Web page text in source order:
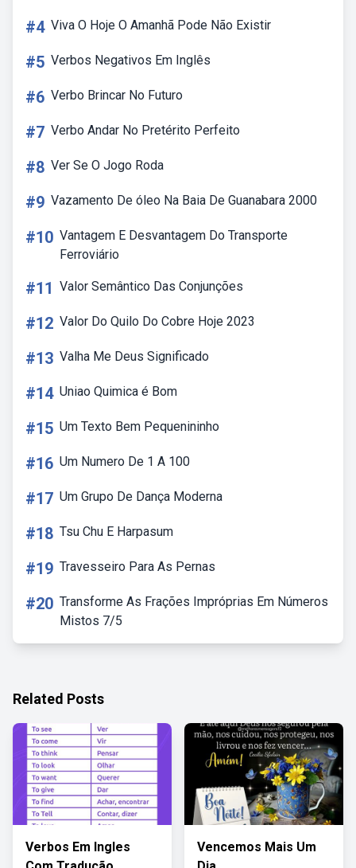
#4 Viva O Hoje O Amanhã Pode Não Existir
#5 Verbos Negativos Em Inglês
#6 Verbo Brincar No Futuro
#7 Verbo Andar No Pretérito Perfeito
#8 Ver Se O Jogo Roda
#9 Vazamento De óleo Na Baia De Guanabara 2000
#10 Vantagem E Desvantagem Do Transporte
Ferroviário
#11 Valor Semântico Das Conjunções
#12 Valor Do Quilo Do Cobre Hoje 2023
#13 Valha Me Deus Significado
#14 Uniao Quimica é Bom
#15 Um Texto Bem Pequenininho
#16 Um Numero De 1 A 100
#17 Um Grupo De Dança Moderna
#18 Tsu Chu E Harpasum
#19 Travesseiro Para As Pernas
#20 Transforme As Frações Impróprias Em Números
Mistos 7/5
Related Posts
Verbos Em Ingles
Vencemos Mais Um